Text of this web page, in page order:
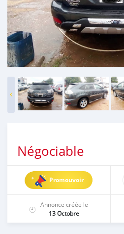
Négociable
Promouvoir
Annonce créée le
13 Octobre